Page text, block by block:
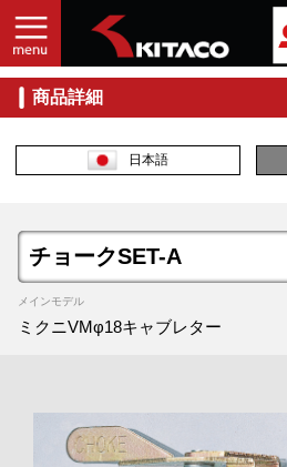
商品詳細
日本語
チョークSET-A
メインモデル
ミクニVMφ18キャブレター